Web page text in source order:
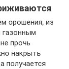
орошения, из
прочь
накрыть
получается